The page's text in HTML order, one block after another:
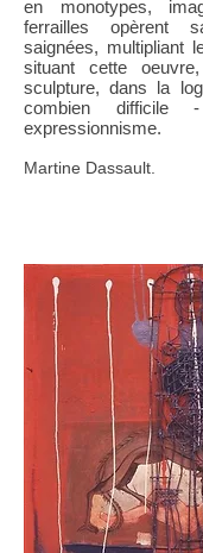
en monotypes,
ferrailles opèrent
saignées, multipliant
situant cette
sculpture, dans la
combien
expressionnisme.
Martine Dassault.